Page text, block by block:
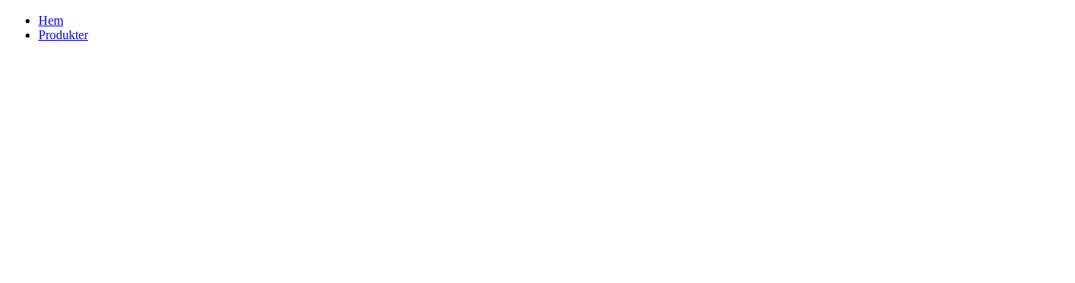
Hem
Produkter